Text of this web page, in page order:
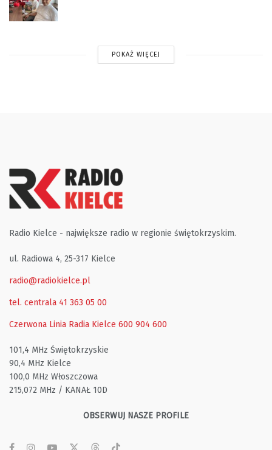
POKAŻ WIĘCEJ
Radio Kielce - największe radio w regionie świętokrzyskim.
ul. Radiowa 4, 25-317 Kielce
radio@radiokielce.pl
tel. centrala 41 363 05 00
Czerwona Linia Radia Kielce 600 904 600
101,4 MHz Świętokrzyskie
90,4 MHz Kielce
100,0 MHz Włoszczowa
215,072 MHz / KANAŁ 10D
OBSERWUJ NASZE PROFILE